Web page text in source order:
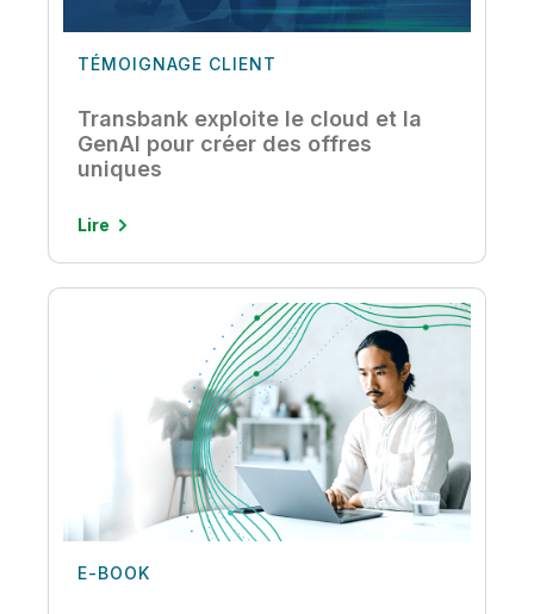
TÉMOIGNAGE CLIENT
Transbank exploite le cloud et la
GenAI pour créer des offres
uniques
Lire
E-BOOK